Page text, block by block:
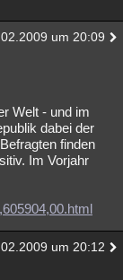
um 20:09
Welt - und im
dabei der
finden
Im Vorjahr
um 20:12